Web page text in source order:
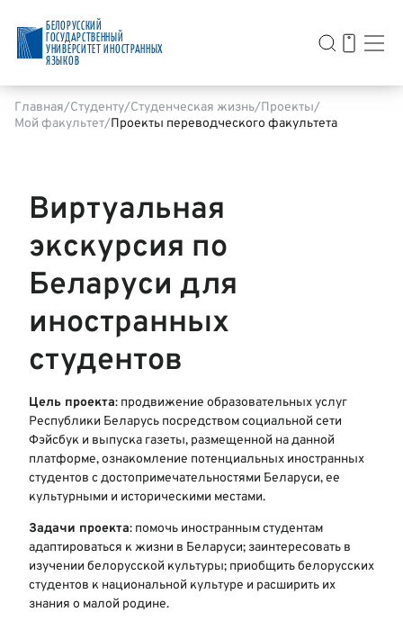
БЕЛОРУССКИЙ
ГОСУДАРСТВЕННЫЙ
УНИВЕРСИТЕТ ИНОСТРАННЫХ
ЯЗЫКОВ
Главная Студенту Студенческая жизнь Проекты
Мой факультет Проекты переводческого факультета
Виртуальная
экскурсия по
Беларуси для
иностранных
студентов
Цель проекта: продвижение образовательных услуг
Республики Беларусь посредством социальной сети
Фэйсбук и выпуска газеты, размещенной на данной
платформе, ознакомление потенциальных иностранных
студентов с достопримечательностями Беларуси, ее
культурными и историческими местами.
Задачи проекта: помочь иностранным студентам
адаптироваться к жизни в Беларуси; заинтересовать в
изучении белорусской культуры; приобщить белорусских
студентов к национальной культуре и расширить их
знания о малой родине.